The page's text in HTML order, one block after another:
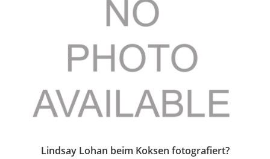
Lindsay Lohan beim Koksen fotografiert?